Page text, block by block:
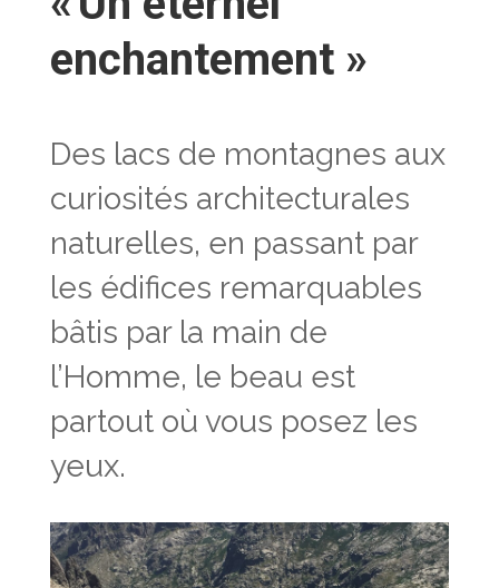
enchantement »
Des lacs de montagnes aux
curiosités architecturales
naturelles, en passant par
les édifices remarquables
bâtis par la main de
l’Homme, le beau est
partout où vous posez les
yeux.